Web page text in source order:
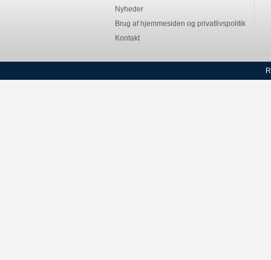
Nyheder
Brug af hjemmesiden og privatlivspolitik
Kontakt